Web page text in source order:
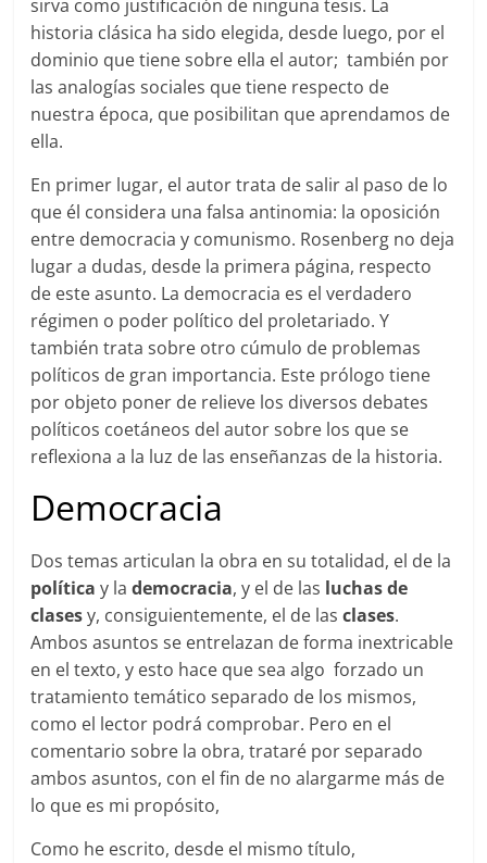
sirva como justificación de ninguna tesis. La
historia clásica ha sido elegida, desde luego, por el
dominio que tiene sobre ella el autor; también por
las analogías sociales que tiene respecto de
nuestra época, que posibilitan que aprendamos de
ella.
En primer lugar, el autor trata de salir al paso de lo
que él considera una falsa antinomia: la oposición
entre democracia y comunismo. Rosenberg no deja
lugar a dudas, desde la primera página, respecto
de este asunto. La democracia es el verdadero
régimen o poder político del proletariado. Y
también trata sobre otro cúmulo de problemas
políticos de gran importancia. Este prólogo tiene
por objeto poner de relieve los diversos debates
políticos coetáneos del autor sobre los que se
reflexiona a la luz de las enseñanzas de la historia.
Democracia
Dos temas articulan la obra en su totalidad, el de la
políticay lademocracia, y el de las luchas de
clasesy, consiguientemente, el de lasclases.
Ambos asuntos se entrelazan de forma inextricable
en el texto, y esto hace que sea algo forzado un
tratamiento temático separado de los mismos,
como el lector podrá comprobar. Pero en el
comentario sobre la obra, trataré por separado
ambos asuntos, con el fin de no alargarme más de
lo que es mi propósito,
Como he escrito, desde el mismo título,